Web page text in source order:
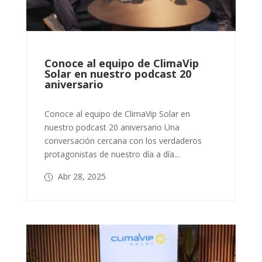
Conoce al equipo de ClimaVip
Solar en nuestro podcast 20
aniversario
Conoce al equipo de ClimaVip Solar en
nuestro podcast 20 aniversario Una
conversación cercana con los verdaderos
protagonistas de nuestro día a día...
Abr 28, 2025